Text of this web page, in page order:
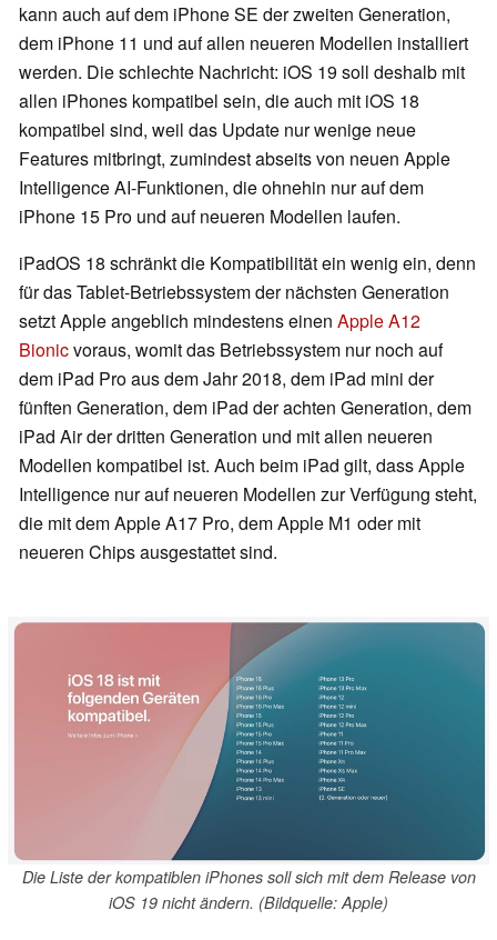
kann auch auf dem iPhone SE der zweiten Generation,
dem iPhone 11 und auf allen neueren Modellen installiert
werden. Die schlechte Nachricht: iOS 19 soll deshalb mit
allen iPhones kompatibel sein, die auch mit iOS 18
kompatibel sind, weil das Update nur wenige neue
Features mitbringt, zumindest abseits von neuen Apple
Intelligence AI-Funktionen, die ohnehin nur auf dem
iPhone 15 Pro und auf neueren Modellen laufen.
iPadOS 18 schränkt die Kompatibilität ein wenig ein, denn
für das Tablet-Betriebssystem der nächsten Generation
setzt Apple angeblich mindestens einen Apple A12
Bionicvoraus, womit das Betriebssystem nur noch auf
dem iPad Pro aus dem Jahr 2018, dem iPad mini der
fünften Generation, dem iPad der achten Generation, dem
iPad Air der dritten Generation und mit allen neueren
Modellen kompatibel ist. Auch beim iPad gilt, dass Apple
Intelligence nur auf neueren Modellen zur Verfügung steht,
die mit dem Apple A17 Pro, dem Apple M1 oder mit
neueren Chips ausgestattet sind.
Die Liste der kompatiblen iPhones soll sich mit dem Release von
iOS 19 nicht ändern. (Bildquelle: Apple)